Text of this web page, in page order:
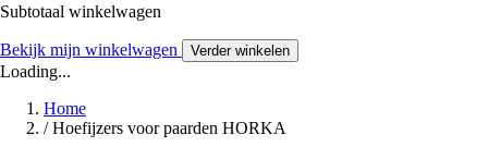
Subtotaal winkelwagen
Bekijk mijn winkelwagen Verder winkelen
Loading...
Home
/ Hoefijzers voor paarden HORKA